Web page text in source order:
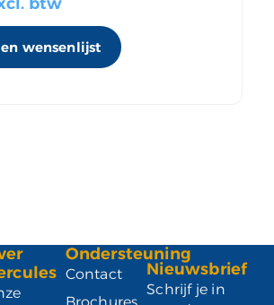
wensenlijst
Ondersteuning
Contact
Nieuwsbrief
Schrijf je in